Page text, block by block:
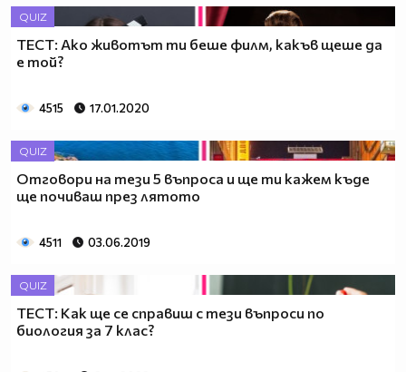
QUIZ
ТЕСТ: Ако животът ти беше филм, какъв щеше да
е той?
4515 17.01.2020
QUIZ
Отговори на тези 5 въпроса и ще ти кажем къде
ще почиваш през лятото
4511 03.06.2019
QUIZ
ТЕСТ: Как ще се справиш с тези въпроси по
биология за 7 клас?